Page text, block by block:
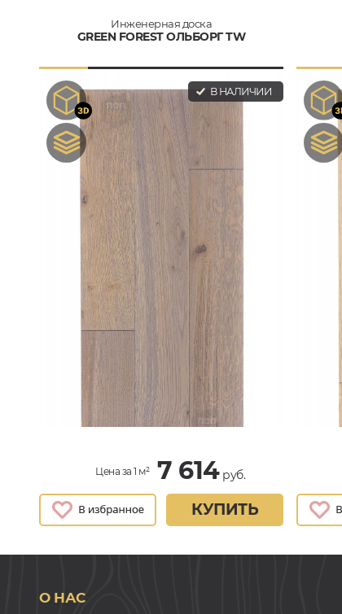
Инженерная доска
GREEN FOREST ОЛЬБОРГ TW
В НАЛИЧИИ
Цена за 1 м² 7 614руб.
КУПИТЬ
О НАС